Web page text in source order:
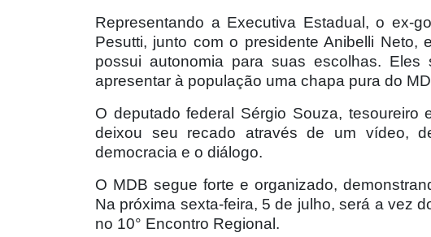
Representando a Executiva Estadual, o ex-
Pesutti, junto com o presidente Anibelli Neto,
possui autonomia para suas escolhas. Eles
apresentar à população uma chapa pura do
O deputado federal Sérgio Souza, tesoureiro
deixou seu recado através de um vídeo,
democracia e o diálogo.
O MDB segue forte e organizado,
Na próxima sexta-feira, 5 de julho, será a vez
no 10° Encontro Regional.